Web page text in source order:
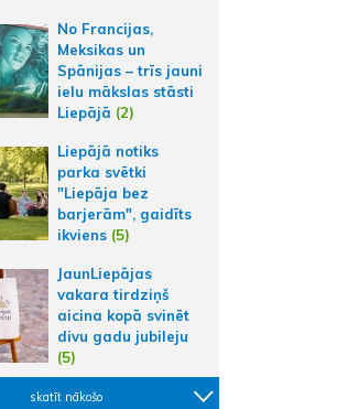
No Francijas,
Meksikas un
Spānijas – trīs jauni
ielu mākslas stāsti
Liepājā (2)
Liepājā notiks
parka svētki
"Liepāja bez
barjerām", gaidīts
ikviens (5)
JaunLiepājas
vakara tirdziņš
aicina kopā svinēt
divu gadu jubileju
(5)
skatīt nākošo